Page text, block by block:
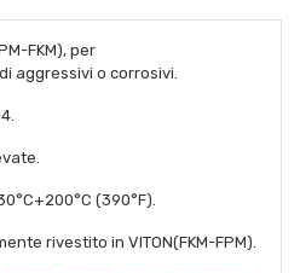
FKM), per
aggressivi o corrosivi.
(390°F).
rivestito in VITON(FKM-FPM).